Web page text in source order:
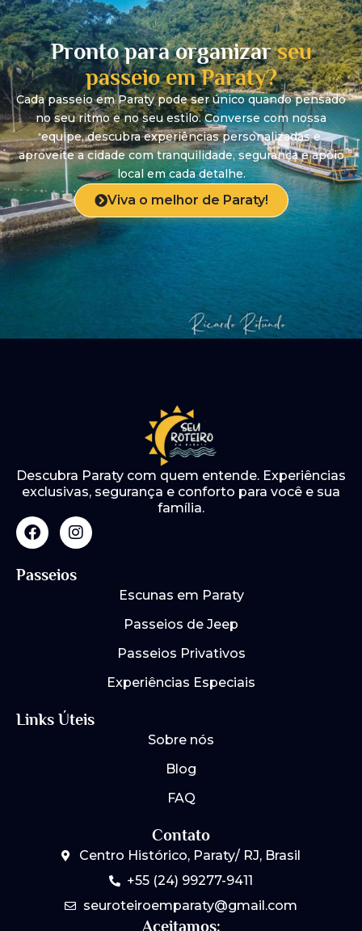
Pronto para organizarseu
passeio em Paraty?
Cada passeio em Paraty pode ser único quando pensado
no seu ritmo e no seu estilo. Converse com nossa
equipe, descubra experiências personalizadas e
aproveite a cidade com tranquilidade, segurança e apoio
local em cada detalhe.
Viva o melhor de Paraty!
Descubra Paraty com quem entende. Experiências
exclusivas, segurança e conforto para você e sua
família.
F
a
e
I
n
t
Passeios
Escunas em Paraty
Passeios de Jeep
Passeios Privativos
Experiências Especiais
Links Úteis
Sobre nós
Blog
FAQ
Contato
Centro Histórico, Paraty/ RJ, Brasil
+55 (24) 99277-9411
seuroteiroemparaty@gmail.com
Aceitamos: